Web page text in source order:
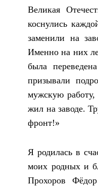
Великая
коснулись
заменили на
Именно на них
была
призывали
мужскую работу,
жил на заводе.
фронт!»
Я родилась в
моих родных и
Прохоров